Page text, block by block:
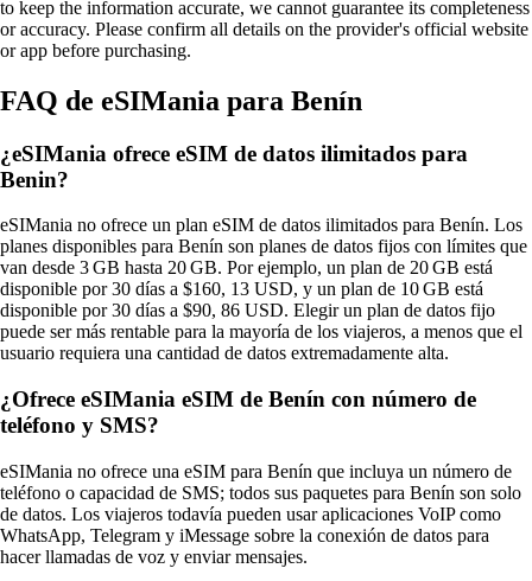
to keep the information accurate, we cannot guarantee its completeness
or accuracy. Please confirm all details on the provider's official website
or app before purchasing.
FAQ de eSIMania para Benín
¿eSIMania ofrece eSIM de datos ilimitados para
Benin?
eSIMania no ofrece un plan eSIM de datos ilimitados para Benín. Los
planes disponibles para Benín son planes de datos fijos con límites que
van desde 3 GB hasta 20 GB. Por ejemplo, un plan de 20 GB está
disponible por 30 días a $160, 13 USD, y un plan de 10 GB está
disponible por 30 días a $90, 86 USD. Elegir un plan de datos fijo
puede ser más rentable para la mayoría de los viajeros, a menos que el
usuario requiera una cantidad de datos extremadamente alta.
¿Ofrece eSIMania eSIM de Benín con número de
teléfono y SMS?
eSIMania no ofrece una eSIM para Benín que incluya un número de
teléfono o capacidad de SMS; todos sus paquetes para Benín son solo
de datos. Los viajeros todavía pueden usar aplicaciones VoIP como
WhatsApp, Telegram y iMessage sobre la conexión de datos para
hacer llamadas de voz y enviar mensajes.